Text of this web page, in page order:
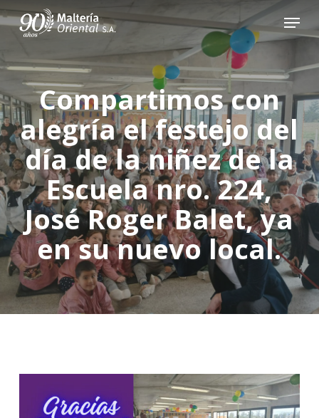
to
Menu
Compartimos con
alegría el festejo del
día de la niñez de la
Escuela nro. 224,
José Roger Balet, ya
en su nuevo local.